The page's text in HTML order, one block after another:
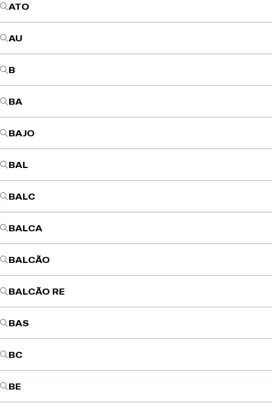
ATO
AU
B
BA
BAJO
BAL
BALC
BALCA
BALCÃO
BALCÃO RE
BAS
BC
BE